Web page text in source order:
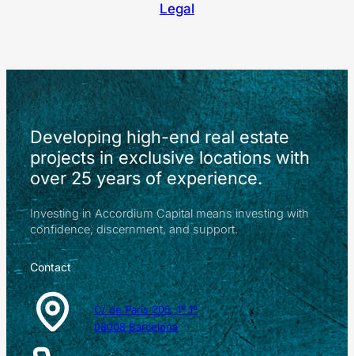
Legal
Developing high-end real estate
projects in exclusive locations with
over 25 years of experience.
Investing in Accordium Capital means investing with
confidence, discernment, and support.
Contact
C/ de París 205, 1º 1ª
08008 Barcelona